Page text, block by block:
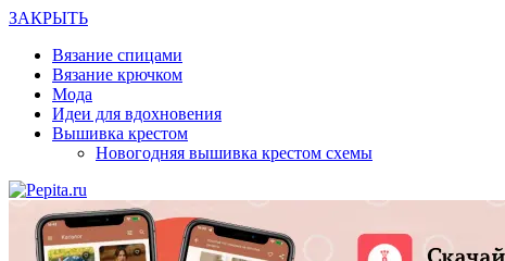
ЗАКРЫТЬ
Вязание спицами
Вязание крючком
Мода
Идеи для вдохновения
Вышивка крестом
Новогодняя вышивка крестом схемы